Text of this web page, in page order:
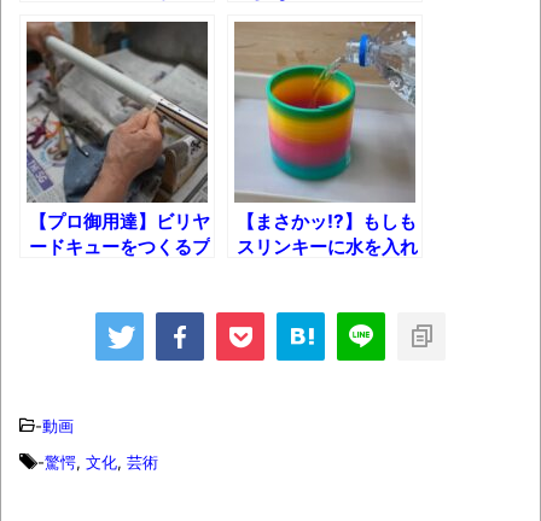
長野県のなめこのデカさが規格外だったｗ
ｗ
新装版「ご冗談でしょう、ファインマンさ
ん（上）（下）」発売
【画像】整形で2400万円超えの美女、水着
グラビアに挑戦
歴ログは10周年ですがnoteに引っ越します
進撃の巨人シーズン7 ファイナルシーズンの
集でほとんど紹介されなかったJリーグ…なら
ば自分たちで紹介だ！
解明されたッ!?
ランキングTOP50!!
【プロ御用達】ビリヤ
ードキューをつくるプ
【まさかッ!?】もしも
スリンキーに水を入れ
-動画
-驚愕, 文化, 芸術